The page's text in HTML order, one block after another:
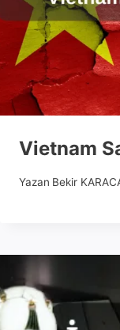
Vietnam
Yazan Bekir